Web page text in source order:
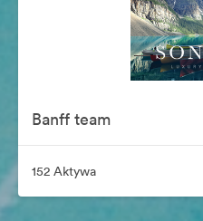
Banff team
152 Aktywa